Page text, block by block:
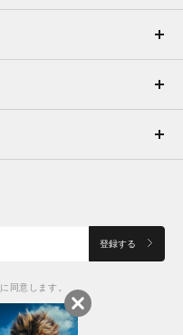
登録する
に同意します。